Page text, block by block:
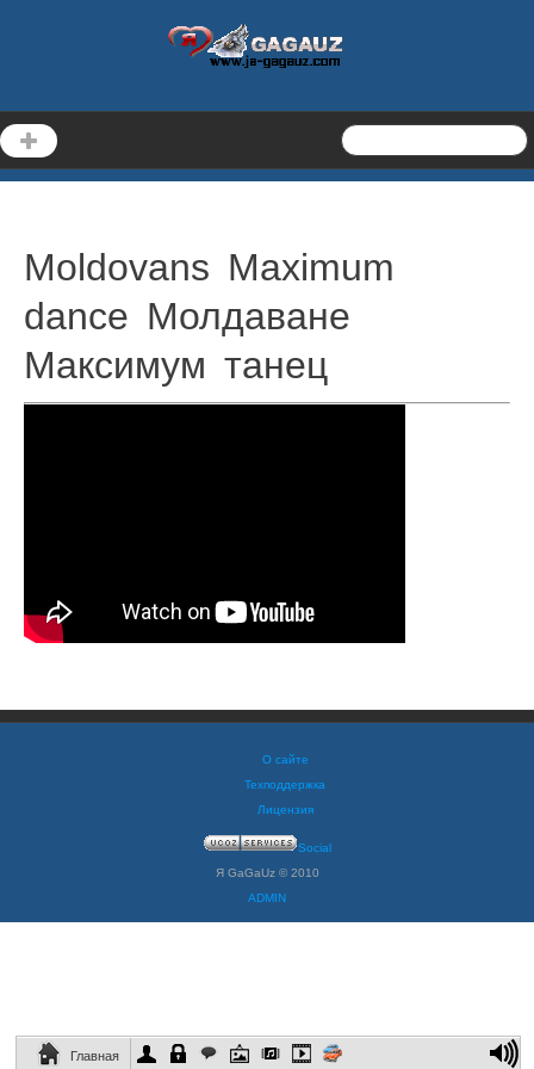
Moldovans Maximum
dance Молдаване
Максимум танец
Главная
О сайте
Техподдержка
Лицензия
Social
Я GaGaUz © 2010
ADMIN